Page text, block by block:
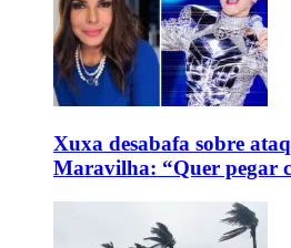
Xuxa desabafa sobre
Maravilha: “Quer pegar